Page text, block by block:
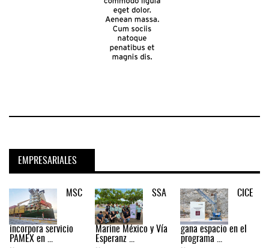
EMPRESARIALES
MSC
incorpora servicio
PAMEX en ...
SSA
Marine México y Vía
Esperanz ...
CICE
gana espacio en el
programa ...